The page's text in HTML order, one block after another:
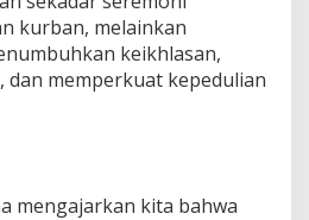
kurban, melainkan
keikhlasan,
dan memperkuat kepedulian
mengajarkan kita bahwa